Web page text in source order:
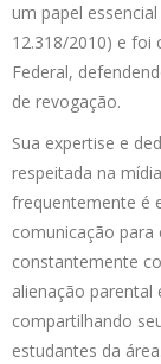
um papel
12.318/2010) e foi
Federal,
de revogação.
Sua expertise e
respeitada na
frequentemente é
comunicação para
constantemente
alienação parental
compartilhando
estudantes da área.